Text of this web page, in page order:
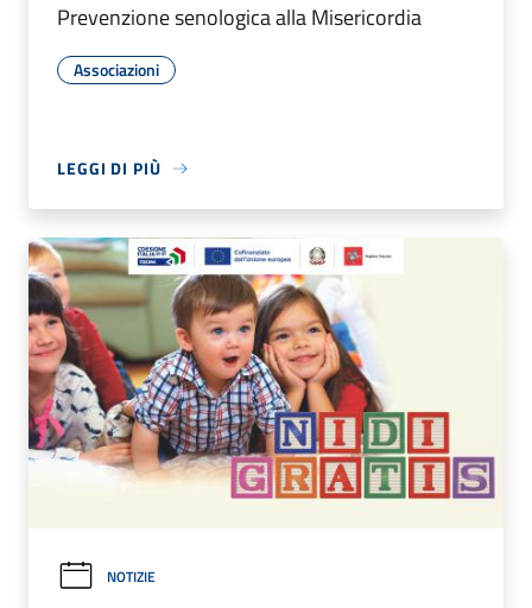
Prevenzione senologica alla Misericordia
Associazioni
LEGGI DI PIÙ
NOTIZIE